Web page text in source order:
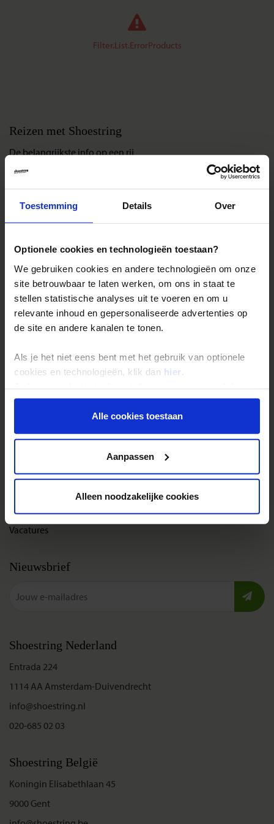
Toestemming Details Over
Optionele cookies en technologieën toestaan?
We gebruiken cookies en andere technologieën om onze
site betrouwbaar te laten werken, om ons in staat te
stellen statistische analyses uit te voeren en om u
relevante inhoud en gepersonaliseerde advertenties op
de site en andere kanalen te tonen.
Als je het niet eens bent met het gebruik van optionele
cookies en technologieën, klik dan hier
onder aan de pagina op elk gewenst moment voor de
toekomst wijzigen.Alle cookies toestaan
Aanpassen
Alleen noodzakelijke cookies
Filter.List.ErrorProducts
Reizen met Shoestring
De belangrijkste info op een rij
Bestemmingen
Duurzaam reizen
Reis- en annuleringsvoorwaarden
Inloggen op mijn.Shoestring
Reisthema's
Groepsreizen
Single reizen
Gegarandeerde reizen
Over Shoestring
Privacybeleid
Cookies instellingen
Disclaimer & copyright
Vacatures
Nieuwsbrief
Shoestring Nederland
Entrada 224
1114 AA Amsterdam-Duivendrecht
info@shoestring.nl
020-685 02 03
Shoestring België
Koningin Elisabethlaan 45
9000 Gent